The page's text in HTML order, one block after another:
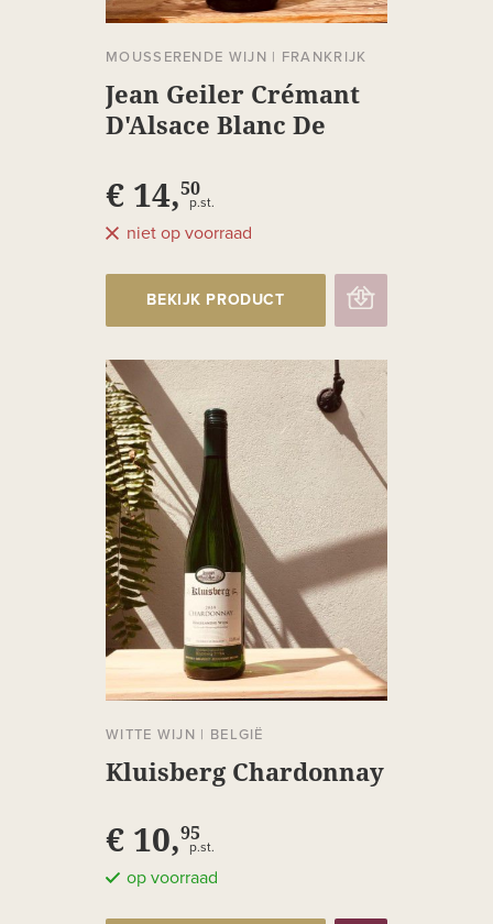
MOUSSERENDE WIJN | FRANKRIJK
Jean Geiler Crémant
D'Alsace Blanc De
€ 14,50
p.st.
niet op voorraad
BEKIJK PRODUCT
WITTE WIJN | BELGIË
Kluisberg Chardonnay
€ 10,95
p.st.
op voorraad